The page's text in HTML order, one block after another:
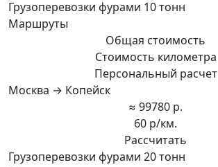
Грузоперевозки фурами 10 тонн
Маршруты
Общая стоимость
Стоимость километра
Персональный расчет
Москва → Копейск
≈ 99780 р.
60 р/км.
Рассчитать
Грузоперевозки фурами 20 тонн